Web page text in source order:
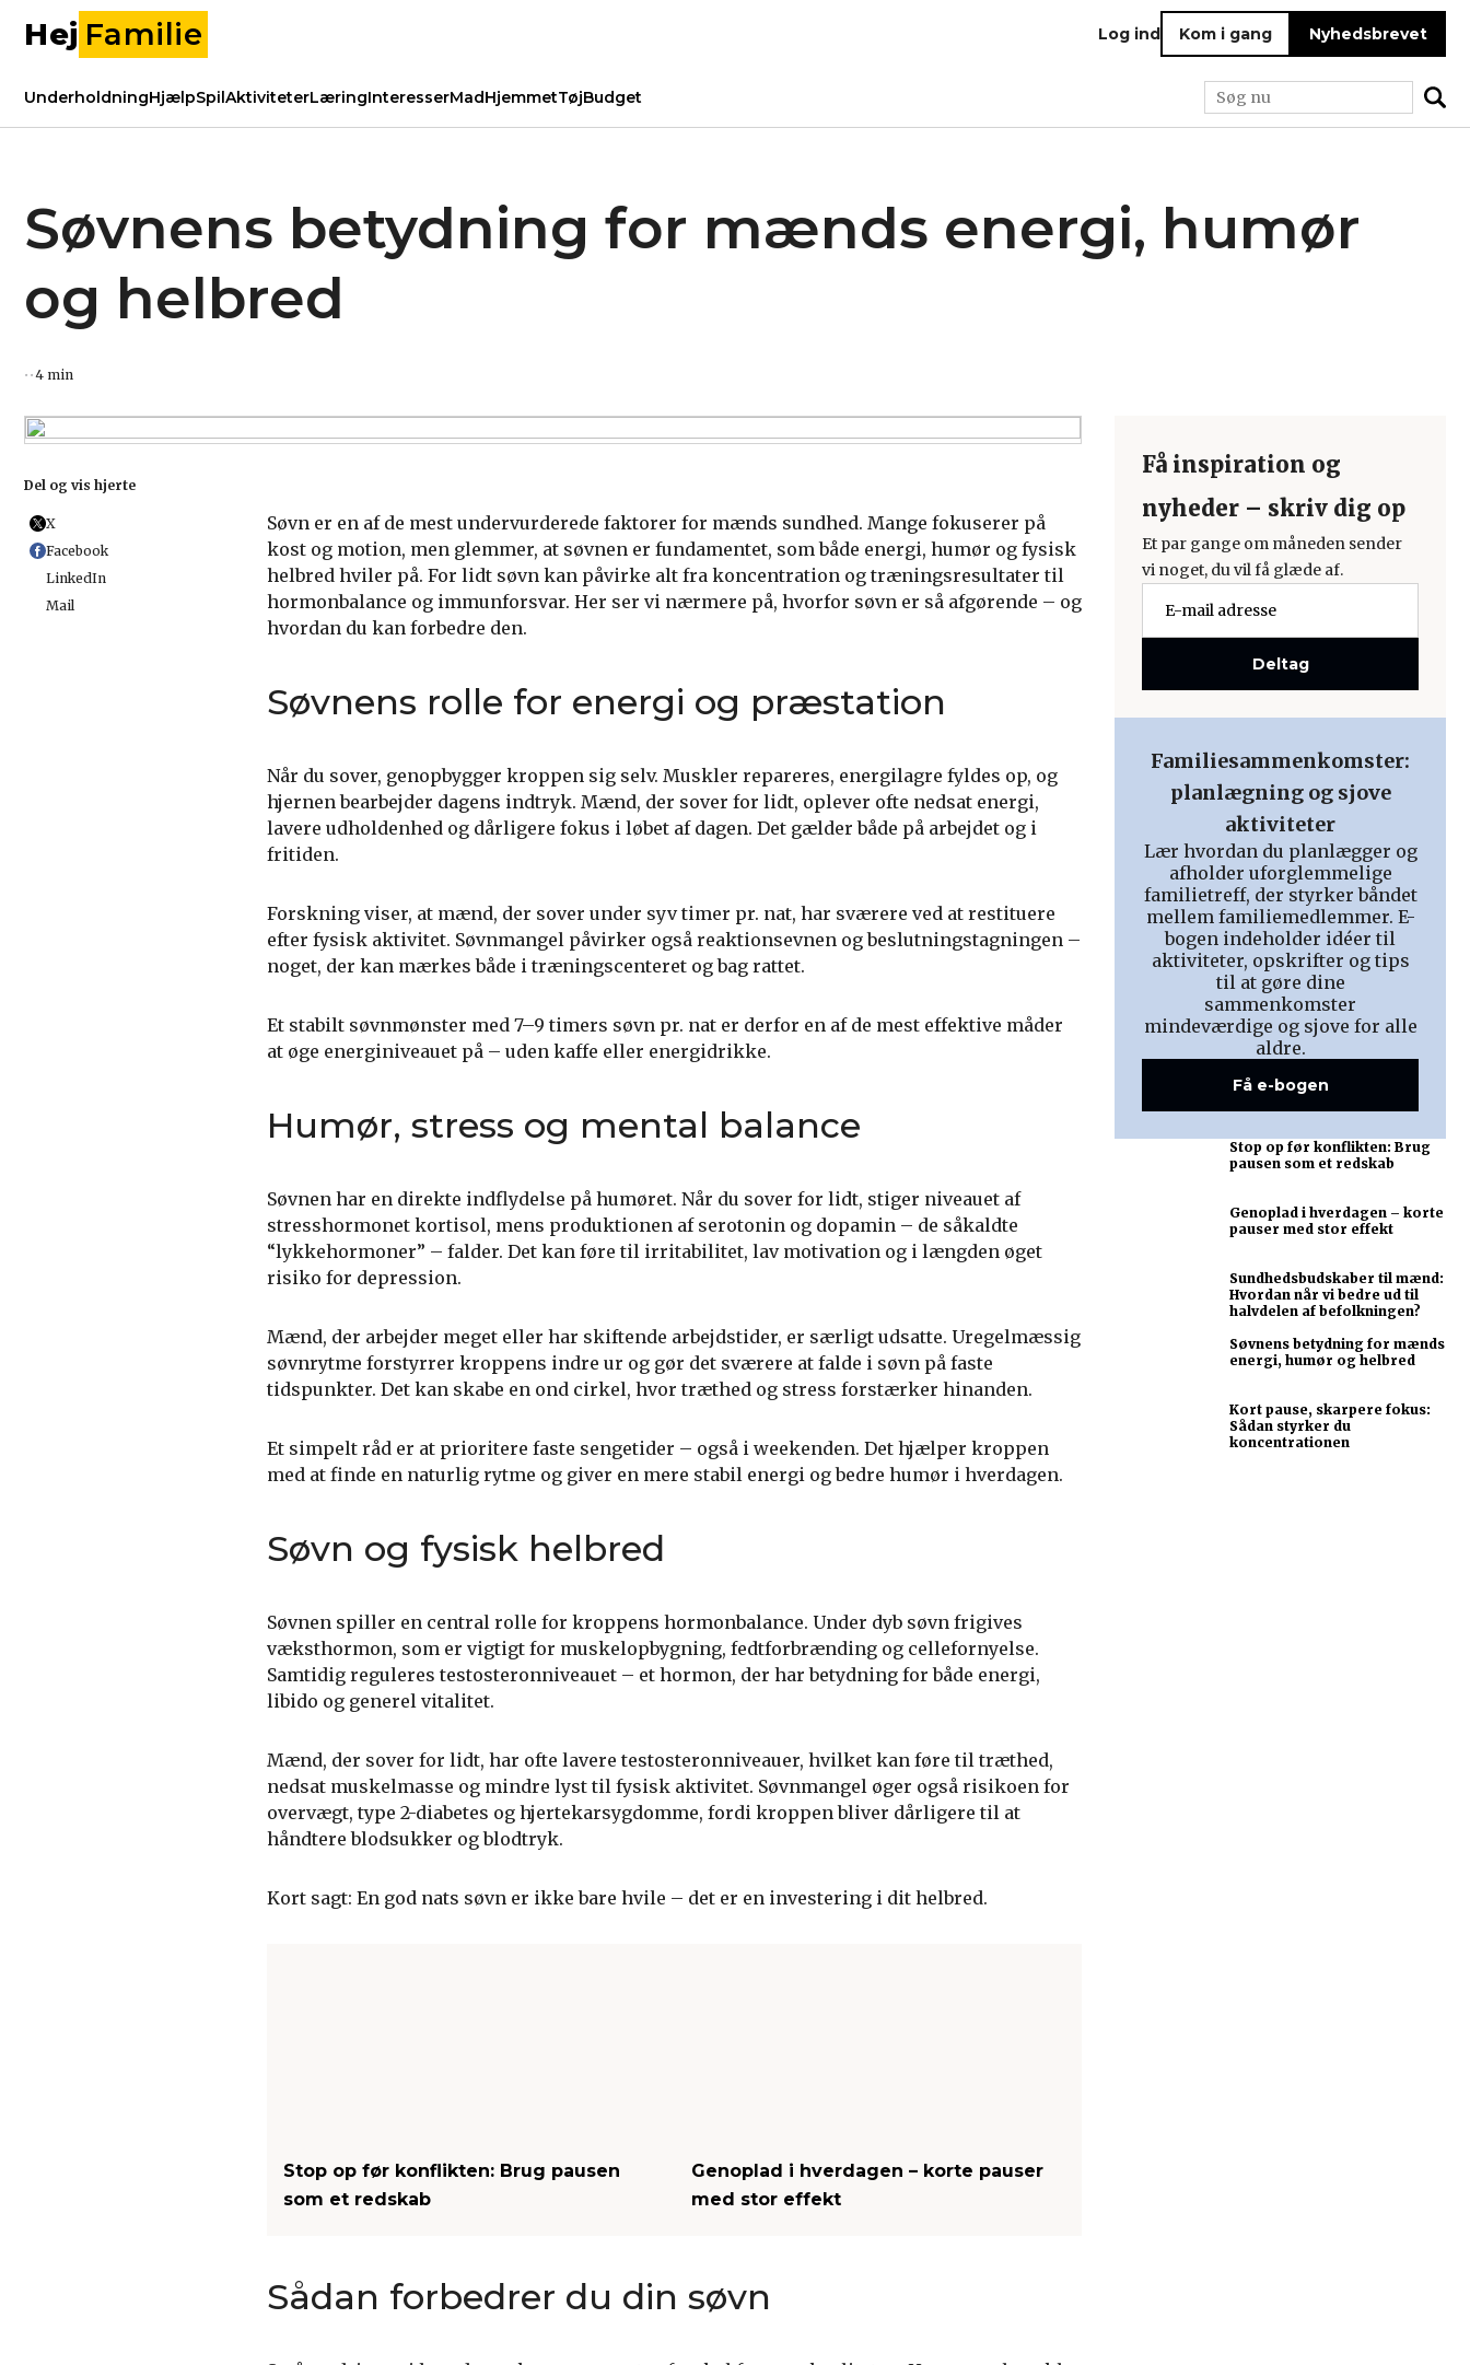
Hej Familie Log ind Kom i gang Nyhedsbrevet
UnderholdningHjælpSpilAktiviteterLæringInteresserMadHjemmetTøjBudget
Søvnens betydning for mænds energi, humør
og helbred
4 min
Søvn er en af de mest undervurderede faktorer for mænds sundhed. Mange fokuserer på
kost og motion, men glemmer, at søvnen er fundamentet, som både energi, humør og fysisk
helbred hviler på. For lidt søvn kan påvirke alt fra koncentration og træningsresultater til
hormonbalance og immunforsvar. Her ser vi nærmere på, hvorfor søvn er så afgørende – og
hvordan du kan forbedre den.
Søvnens rolle for energi og præstation
Når du sover, genopbygger kroppen sig selv. Muskler repareres, energilagre fyldes op, og
hjernen bearbejder dagens indtryk. Mænd, der sover for lidt, oplever ofte nedsat energi,
lavere udholdenhed og dårligere fokus i løbet af dagen. Det gælder både på arbejdet og i
fritiden.
Forskning viser, at mænd, der sover under syv timer pr. nat, har sværere ved at restituere
efter fysisk aktivitet. Søvnmangel påvirker også reaktionsevnen og beslutningstagningen –
noget, der kan mærkes både i træningscenteret og bag rattet.
Et stabilt søvnmønster med 7–9 timers søvn pr. nat er derfor en af de mest effektive måder
at øge energiniveauet på – uden kaffe eller energidrikke.
Humør, stress og mental balance
Søvnen har en direkte indflydelse på humøret. Når du sover for lidt, stiger niveauet af
stresshormonet kortisol, mens produktionen af serotonin og dopamin – de såkaldte
“lykkehormoner” – falder. Det kan føre til irritabilitet, lav motivation og i længden øget
risiko for depression.
Mænd, der arbejder meget eller har skiftende arbejdstider, er særligt udsatte. Uregelmæssig
søvnrytme forstyrrer kroppens indre ur og gør det sværere at falde i søvn på faste
tidspunkter. Det kan skabe en ond cirkel, hvor træthed og stress forstærker hinanden.
Et simpelt råd er at prioritere faste sengetider – også i weekenden. Det hjælper kroppen
med at finde en naturlig rytme og giver en mere stabil energi og bedre humør i hverdagen.
Søvn og fysisk helbred
Søvnen spiller en central rolle for kroppens hormonbalance. Under dyb søvn frigives
væksthormon, som er vigtigt for muskelopbygning, fedtforbrænding og cellefornyelse.
Samtidig reguleres testosteronniveauet – et hormon, der har betydning for både energi,
libido og generel vitalitet.
Mænd, der sover for lidt, har ofte lavere testosteronniveauer, hvilket kan føre til træthed,
nedsat muskelmasse og mindre lyst til fysisk aktivitet. Søvnmangel øger også risikoen for
overvægt, type 2-diabetes og hjertekarsygdomme, fordi kroppen bliver dårligere til at
håndtere blodsukker og blodtryk.
Kort sagt: En god nats søvn er ikke bare hvile – det er en investering i dit helbred.
Stop op før konflikten: Brug pausen
som et redskab
Genoplad i hverdagen – korte pauser
med stor effekt
Sådan forbedrer du din søvn
Del og vis hjerte
X
Facebook
LinkedIn
Mail
Få inspiration og
nyheder – skriv dig op
Et par gange om måneden sender
vi noget, du vil få glæde af.
Deltag
Familiesammenkomster:
planlægning og sjove
aktiviteter
Lær hvordan du planlægger og
afholder uforglemmelige
familietreff, der styrker båndet
mellem familiemedlemmer. E-
bogen indeholder idéer til
aktiviteter, opskrifter og tips
til at gøre dine
sammenkomster
mindeværdige og sjove for alle
aldre.
Få e-bogen
Stop op før konflikten: Brug
pausen som et redskab
Genoplad i hverdagen – korte
pauser med stor effekt
Sundhedsbudskaber til mænd:
Hvordan når vi bedre ud til
halvdelen af befolkningen?
Søvnens betydning for mænds
energi, humør og helbred
Kort pause, skarpere fokus:
Sådan styrker du
koncentrationen